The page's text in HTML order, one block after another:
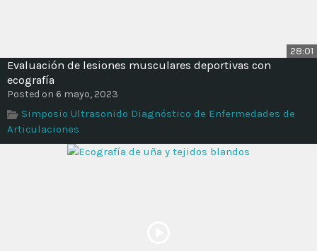
28:01
Evaluación de lesiones musculares deportivas con
ecografía
Posted on 6 mayo, 2023
Simposio Ultrasonido Diagnóstico de Enfermedades de
Articulaciones